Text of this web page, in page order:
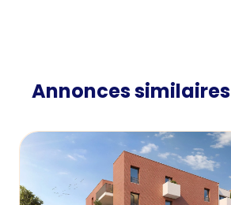
Annonces similaires